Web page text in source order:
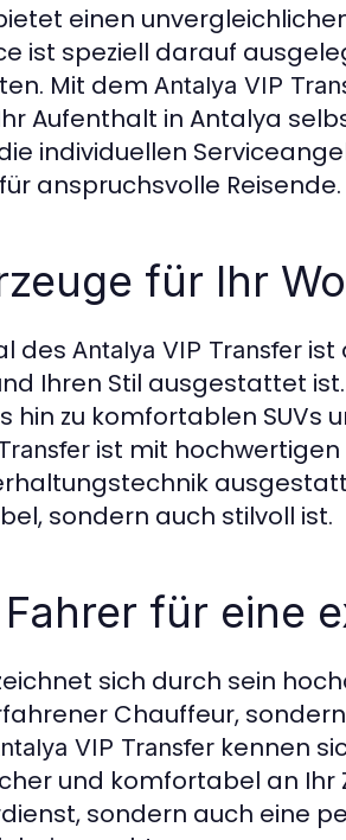
einen
ist speziell darauf
Mit dem Antalya VIP
Aufenthalt in Antalya
individuellen
anspruchsvolle Reisende.
für Ihr
des Antalya VIP Transfer ist
Ihren Stil ausgestattet
hin zu komfortablen SUVs
ist mit
sondern auch stilvoll ist.
für eine
sich durch sein
Chauffeur,
VIP Transfer kennen
und komfortabel an Ihr
sondern auch eine